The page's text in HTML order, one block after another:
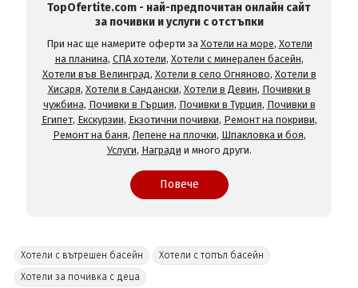
TopOfertite.com - най-предпочитан онлайн сайт
за почивки и услуги с отстъпки
При нас ще намерите оферти за Хотели на море, Хотели
на планина, СПА хотели, Хотели с минерален басейн,
Хотели във Велинград, Хотели в село Огняново, Хотели в
Хисаря, Хотели в Сандански, Хотели в Девин, Почивки в
чужбина, Почивки в Гърция, Почивки в Турция, Почивки в
Египет, Екскурзии, Екзотични почивки, Ремонт на покриви,
Ремонт на баня, Лепене на плочки, Шпакловка и боя,
Услуги, Награди и много други.
Повече
Хотели с вътрешен басейн
Хотели с топъл басейн
Хотели за почивка с деца